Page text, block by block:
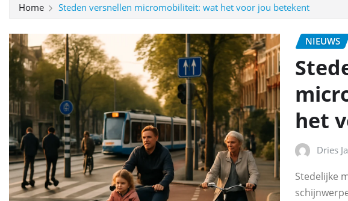
Home Steden versnellen micromobiliteit: wat het voor jou betekent
NIEUWS
het
Dries
Stedelijke